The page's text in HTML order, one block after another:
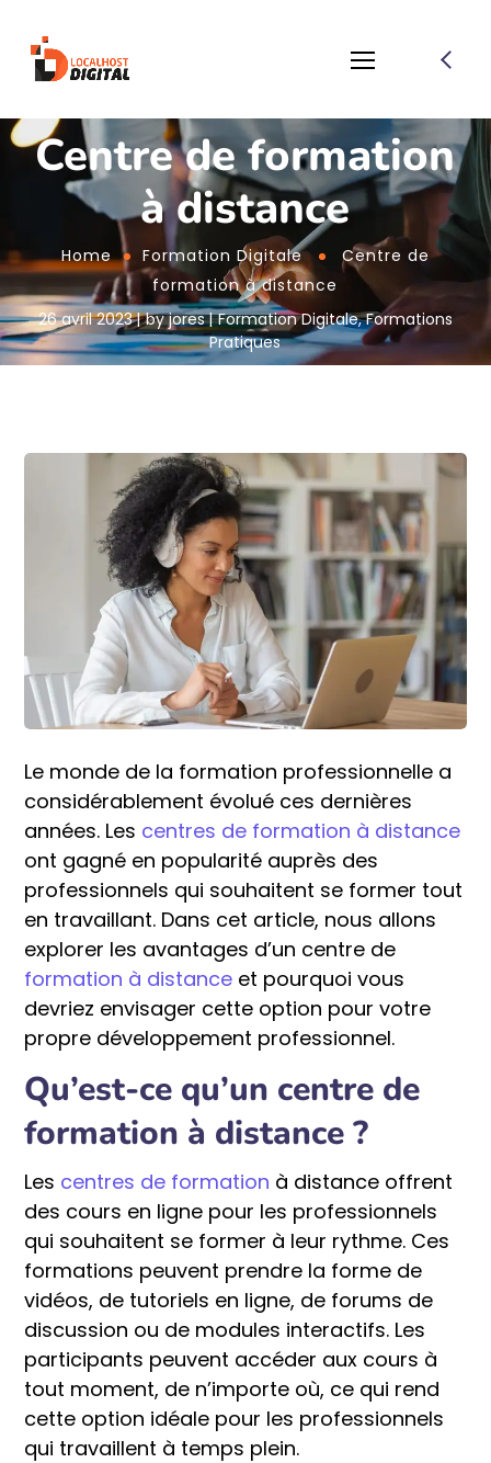
Centre de formation
à distance
Home Formation Digitale
Centre de
formation à distance
26 avril 2023 byjores Formation Digitale,Formations
Pratiques
Le monde de la formation professionnelle a
considérablement évolué ces dernières
années. Les centres de formation à distance
ont gagné en popularité auprès des
professionnels qui souhaitent se former tout
en travaillant. Dans cet article, nous allons
explorer les avantages d’un centre de
formation à distance et pourquoi vous
devriez envisager cette option pour votre
propre développement professionnel.
Qu’est-ce qu’un centre de
formation à distance ?
Les centres de formation à distance offrent
des cours en ligne pour les professionnels
qui souhaitent se former à leur rythme. Ces
formations peuvent prendre la forme de
vidéos, de tutoriels en ligne, de forums de
discussion ou de modules interactifs. Les
participants peuvent accéder aux cours à
tout moment, de n’importe où, ce qui rend
cette option idéale pour les professionnels
qui travaillent à temps plein.